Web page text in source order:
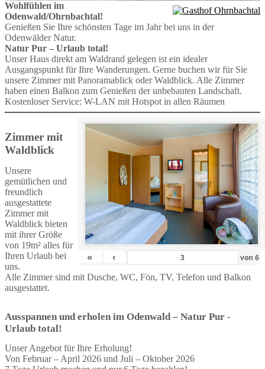
Wohlfühlen im
Odenwald/Ohrnbachtal!
Genießen Sie Ihre schönsten Tage im Jahr bei uns in der
Odenwälder Natur.
Natur Pur – Urlaub total!
Unser Haus direkt am Waldrand gelegen ist ein idealer
Ausgangspunkt für Ihre Wanderungen. Gerne buchen wir für Sie
unsere Zimmer mit Panoramablick oder Waldblick. Alle Zimmer
haben einen Balkon zum Genießen der unbebauten Landschaft.
Kostenloser Service: W-LAN mit Hotspot in allen Räumen
« ‹ von 6
Zimmer mit
Waldblick
Unsere
gemütlichen und
freundlich
ausgestattete
Zimmer mit
Waldblick bieten
mit ihrer Größe
von 19m² alles für
Ihren Urlaub bei
uns.
Alle Zimmer sind mit Dusche, WC, Fön, TV, Telefon und Balkon
ausgestattet.
Ausspannen und erholen im Odenwald – Natur Pur -
Urlaub total!
Unser Angebot für Ihre Erholung!
Von Februar – April 2026 und Juli – Oktober 2026